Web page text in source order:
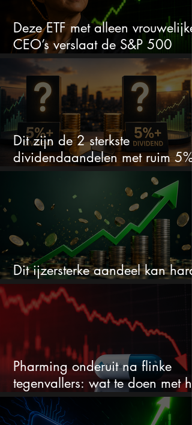
Deze ETF met alleen vrouwelijke
CEO’s verslaat de S&P 500
keihard
Dit zijn de 2 sterkste
dividendaandelen met ruim 5%
Dit ijzersterke aandeel kan hard
stijgen maar bijna niemand kijkt
Pharming onderuit na flinke
tegenvallers: wat te doen met
aandeel?